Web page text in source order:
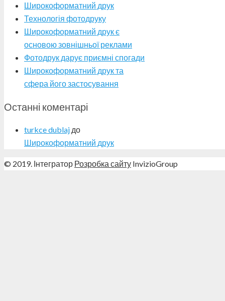
Широкоформатний друк
Технологія фотодруку
Широкоформатний друк є
основою зовнішньої реклами
Фотодрук дарує приємні спогади
Широкоформатний друк та
сфера його застосування
Останні коментарі
turkce dublaj до
Широкоформатний друк
© 2019. Інтегратор Розробка сайту InvizioGroup